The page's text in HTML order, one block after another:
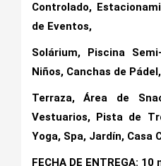
Controlado,
de Eventos,
Solárium, Piscina
Niños, Canchas de
Terraza, Área de
Vestuarios, Pista de
Yoga, Spa, Jardín, Casa
FECHA DE ENTREGA: 10